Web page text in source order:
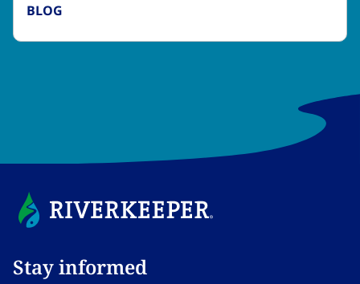
BLOG​​​​‌ ‍ ​‍​‍‌‍ ‌ ​‍‌‍‍‌‌‍‌ ‌‍‍‌‌‍ ‍​‍​‍​ ‍‍​‍​‍‌ ​ ‌‍​‌‌‍ ‍‌‍‍‌‌ ‌​‌ ‍‌​‍ ‍‌‍‍‌‌‍ ​‍​‍​‍ ​​‍​‍‌‍‍​‌ ​‍‌‍‌‌‌‍‌‍​‍​‍​ ‍‍​‍​‍‌‍‍​‌ ‌​‌ ‌​‌ ​​‌ ​ ​ ‍‍​‍ ​‍ ‌‍​ ‌‍ ‌‌ ​ ​‍ ‍‌‍ ‌‌‍​‌‌‍‍‌‌‍ ‍​‍ ‍​ ​‍​ ​​​ ​‍​ ‌​‌ ​‍‌‍‌‌‌‍‌​‌‍‌‌‌ ​ ‌‍‍‌‌‍‌ ‌‍ ‍​‍ ‍‌ ​‍‌‍‍‌‌ ‌‍‌‍‌‌‌ ​‍‌‍‍ ‌‍‌‌‌‍‌‌‌ ​​‌‍‌‌‌ ​‍​‍ ‍‌‍ ‌ ​‍‌‍‌ ​‍ ‌‍‍‌‌‍ ‍‌ ‌​‌‍‌‌‌‍ ‍‌ ‌​​‍ ‌‍‌‌‌‍‌​‌‍‍‌‌ ‌​​‍ ‌‍ ‌‌‍ ‌‍‌​‌‍‌‌​ ‌‌ ​​‌ ​‍‌‍‌‌‌ ​ ‌‍‌‌‌‍ ‍‌ ‌​‌‍​‌‌ ‌​‌‍‍‌‌‍ ‌‍ ‍​ ‍ ‌‍‍‌‌‍‌​​ ‌​ ‌ ‌‍​‌​ ‌ ​ ‍​​ ‌​‌‍​‌​ ​‍‌‍‌​​‍ ‌‌‍​‌​ ​‌​ ​‍‌‍‌‌​‍ ‌​ ‌​‌‍​‌​ ​​​ ‍​​‍ ‌‌‍​‌‌‍​‌​ ‌‍‌‍‌​​‍ ‌‌‍‌‍‌‍​‍​ ​​​ ‌​‌‍​ ​ ​​‌‍​‍​ ‌​​ ‌‌‌‍‌‍​ ​​​ ‌​​ ‍ ‌ ‌​‌ ‍‌‌ ​​‌‍‌‌​ ‌‌‍​ ‌‍​‌‌ ‌​‌‍‌‌‌‍‌ ‌‍ ‌ ​‍‌ ‍‌​ ‍ ‌ ​​‌‍​‌‌ ‌​‌‍‍​​ ‌‌‍ ‍‌‍​‌‌‍ ‌‌‍‌‌​ ‌‍​‍‌‍​‌‌ ​ ‌‍‌‌‌‌‌‌‌ ​‍‌‍ ​​ ‌‌‍‍​‌ ‌​‌ ‌​‌ ​​‌ ​ ​‍‌‌​ ​ ‌​​‌​‍‌‌​ ​‍‌​‌‍​‍‌‌​ ​‍‌​‌‍‌‍​ ‌‍ ‌‌ ​ ​‍ ‍‌‍ ‌‌‍​‌‌‍‍‌‌‍ ‍​‍ ‍​ ​‍​ ​​​ ​‍​ ‌​‌ ​‍‌‍‌‌‌‍‌​‌‍‌‌‌ ​ ‌‍‍‌‌‍‌ ‌‍ ‍​‍ ‍‌ ​‍‌‍‍‌‌ ‌‍‌‍‌‌‌ ​‍‌‍‍ ‌‍‌‌‌‍‌‌‌ ​​‌‍‌‌‌ ​‍​‍ ‍‌‍ ‌ ​‍‌‍‌ ​‍‌‍‌‍‍‌‌‍‌​​ ‌​ ‌ ‌‍​‌​ ‌ ​ ‍​​ ‌​‌‍​‌​ ​‍‌‍‌​​‍ ‌‌‍​‌​ ​‌​ ​‍‌‍‌‌​‍ ‌​ ‌​‌‍​‌​ ​​​ ‍​​‍ ‌‌‍​‌‌‍​‌​ ‌‍‌‍‌​​‍ ‌‌‍‌‍‌‍​‍​ ​​​ ‌​‌‍​ ​ ​​‌‍​‍​ ‌​​ ‌‌‌‍‌‍​ ​​​ ‌​​‍‌‍‌ ‌​‌ ‍‌‌ ​​‌‍‌‌​ ‌‌‍​ ‌‍​‌‌ ‌​‌‍‌‌‌‍‌ ‌‍ ‌ ​‍‌ ‍‌​‍‌‍‌ ​​‌‍​‌‌ ‌​‌‍‍​​ ‌‌‍ ‍‌‍​‌‌‍ ‌‌‍‌‌​‍‌‍‌ ​​‌‍‌‌‌ ​‍‌ ​ ‌ ​​‌‍‌‌‌‍​ ‌ ‌​‌‍‍‌‌ ‌‍‌‍‌‌​ ‌‌ ​​‌ ‌‌‌‍​‍‌‍ ​‌‍‍‌‌ ​ ‌‍‍​‌‍‌‌‌‍‌​​‍​‍‌ ‌
Stay informed​​​​‌ ‍ ​‍​‍‌‍ ‌ ​‍‌‍‍‌‌‍‌ ‌‍‍‌‌‍ ‍​‍​‍​ ‍‍​‍​‍‌ ​ ‌‍​‌‌‍ ‍‌‍‍‌‌ ‌​‌ ‍‌​‍ ‍‌‍‍‌‌‍ ​‍​‍​‍ ​​‍​‍‌‍‍​‌ ​‍‌‍‌‌‌‍‌‍​‍​‍​ ‍‍​‍​‍‌‍‍​‌ ‌​‌ ‌​‌ ​​‌ ​ ​ ‍‍​‍ ​‍ ‌‍​ ‌‍ ‌‌ ​ ​‍ ‍‌‍ ‌‌‍​‌‌‍‍‌‌‍ ‍​‍ ‍​ ​‍​ ​​​ ​‍​ ‌​‌ ​‍‌‍‌‌‌‍‌​‌‍‌‌‌ ​ ‌‍‍‌‌‍‌ ‌‍ ‍​‍ ‍‌ ​‍‌‍‍‌‌ ‌‍‌‍‌‌‌ ​‍‌‍‍ ‌‍‌‌‌‍‌‌‌ ​​‌‍‌‌‌ ​‍​‍ ‍‌‍ ‌ ​‍‌‍‌ ​‍ ‌‍‍‌‌‍ ‍‌ ‌​‌‍‌‌‌‍ ‍‌ ‌​​‍ ‌‍‌‌‌‍‌​‌‍‍‌‌ ‌​​‍ ‌‍ ‌‌‍ ‌‍‌​‌‍‌‌​ ‌‌ ​​‌ ​‍‌‍‌‌‌ ​ ‌‍‌‌‌‍ ‍‌ ‌​‌‍​‌‌ ‌​‌‍‍‌‌‍ ‌‍ ‍​ ‍ ‌‍‍‌‌‍‌​​ ‌‌‍‌‍‌‍ ‌‍ ‌ ‌​‌‍‌‌‌ ​‍​ ‍ ‌ ‌​‌ ‍‌‌ ​​‌‍‌‌​ ‌‌‍‌‍‌‍ ‌‍ ‌ ‌​‌‍‌‌‌ ​‍​ ‍ ‌ ​​‌‍​‌‌ ‌​‌‍‍​​ ‌‌‍ ‍‌‍‌‌‌ ‌ ‌ ​ ‌‍ ​‌‍‌‌‌ ‌​‌ ‌​‌‍‌‌‌ ​‍​‍ ‍‌ ‌​‌‍‍‌‌ ‌​‌‍ ​‌‍‌‌​ ‌‍​‍‌‍​‌‌ ​ ‌‍‌‌‌‌‌‌‌ ​‍‌‍ ​​ ‌‌‍‍​‌ ‌​‌ ‌​‌ ​​‌ ​ ​‍‌‌​ ​ ‌​​‌​‍‌‌​ ​‍‌​‌‍​‍‌‌​ ​‍‌​‌‍‌‍​ ‌‍ ‌‌ ​ ​‍ ‍‌‍ ‌‌‍​‌‌‍‍‌‌‍ ‍​‍ ‍​ ​‍​ ​​​ ​‍​ ‌​‌ ​‍‌‍‌‌‌‍‌​‌‍‌‌‌ ​ ‌‍‍‌‌‍‌ ‌‍ ‍​‍ ‍‌ ​‍‌‍‍‌‌ ‌‍‌‍‌‌‌ ​‍‌‍‍ ‌‍‌‌‌‍‌‌‌ ​​‌‍‌‌‌ ​‍​‍ ‍‌‍ ‌ ​‍‌‍‌ ​‍‌‍‌‍‍‌‌‍‌​​ ‌‌‍‌‍‌‍ ‌‍ ‌ ‌​‌‍‌‌‌ ​‍​‍‌‍‌ ‌​‌ ‍‌‌ ​​‌‍‌‌​ ‌‌‍‌‍‌‍ ‌‍ ‌ ‌​‌‍‌‌‌ ​‍​‍‌‍‌ ​​‌‍​‌‌ ‌​‌‍‍​​ ‌‌‍ ‍‌‍‌‌‌ ‌ ‌ ​ ‌‍ ​‌‍‌‌‌ ‌​‌ ‌​‌‍‌‌‌ ​‍​‍ ‍‌ ‌​‌‍‍‌‌ ‌​‌‍ ​‌‍‌‌​‍‌‍‌ ​​‌‍‌‌‌ ​‍‌ ​ ‌ ​​‌‍‌‌‌‍​ ‌ ‌​‌‍‍‌‌ ‌‍‌‍‌‌​ ‌‌ ​​‌ ‌‌‌‍​‍‌‍ ​‌‍‍‌‌ ​ ‌‍‍​‌‍‌‌‌‍‌​​‍​‍‌ ‌